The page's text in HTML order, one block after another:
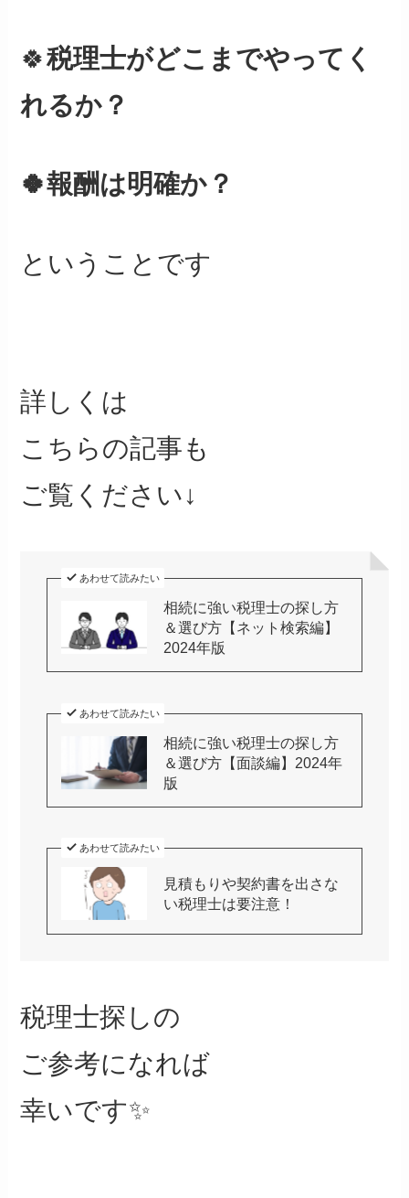
🍀税理士がどこまでやってく
れるか？
🍀報酬は明確か？
ということです
詳しくは
こちらの記事も
ご覧ください↓
あわせて読みたい
相続に強い税理士の探し方
＆選び方【ネット検索編】
2024年版
あわせて読みたい
相続に強い税理士の探し方
＆選び方【面談編】2024年
版
あわせて読みたい
見積もりや契約書を出さな
い税理士は要注意！
税理士探しの
ご参考になれば
幸いです✨